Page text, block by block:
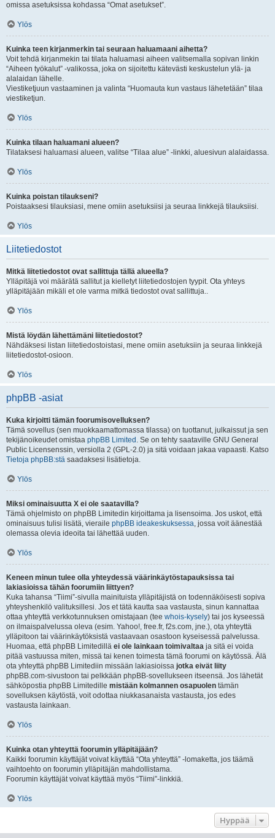
omissa asetuksissa kohdassa “Omat asetukset”.
Ylös
Kuinka teen kirjanmerkin tai seuraan haluamaani aihetta?
Voit tehdä kirjanmekin tai tilata haluamasi aiheen valitsemalla sopivan linkin
“Aiheen työkalut” -valikossa, joka on sijoitettu kätevästi keskustelun ylä- ja
alalaidan lähelle.
Viestiketjuun vastaaminen ja valinta “Huomauta kun vastaus lähetetään” tilaa
viestiketjun.
Ylös
Kuinka tilaan haluamani alueen?
Tilataksesi haluamasi alueen, valitse “Tilaa alue” -linkki, aluesivun alalaidassa.
Ylös
Kuinka poistan tilaukseni?
Poistaaksesi tilauksiasi, mene omiin asetuksiisi ja seuraa linkkejä tilauksiisi.
Ylös
Liitetiedostot
Mitkä liitetiedostot ovat sallittuja tällä alueella?
Ylläpitäjä voi määrätä sallitut ja kielletyt liitetiedostojen tyypit. Ota yhteys
ylläpitäjään mikäli et ole varma mitkä tiedostot ovat sallittuja..
Ylös
Mistä löydän lähettämäni liitetiedostot?
Nähdäksesi listan liitetiedostoistasi, mene omiin asetuksiin ja seuraa linkkejä
liitetiedostot-osioon.
Ylös
phpBB -asiat
Kuka kirjoitti tämän foorumisovelluksen?
Tämä sovellus (sen muokkaamattomassa tilassa) on tuottanut, julkaissut ja sen
tekijänoikeudet omistaa phpBB Limited . Se on tehty saataville GNU General
Public Licensenssin, versiolla 2 (GPL-2.0) ja sitä voidaan jakaa vapaasti. Katso
Tietoja phpBB:stä saadaksesi lisätietoja.
Ylös
Miksi ominaisuutta X ei ole saatavilla?
Tämä ohjelmisto on phpBB Limitedin kirjoittama ja lisensoima. Jos uskot, että
ominaisuus tulisi lisätä, vieraile phpBB ideakeskuksessa, jossa voit äänestää
olemassa olevia ideoita tai lähettää uuden.
Ylös
Keneen minun tulee olla yhteydessä väärinkäytöstapauksissa tai
lakiasioissa tähän foorumiin liittyen?
Kuka tahansa “Tiimi”-sivulla mainituista ylläpitäjistä on todennäköisesti sopiva
yhteyshenkilö valituksillesi. Jos et tätä kautta saa vastausta, sinun kannattaa
ottaa yhteyttä verkkotunnuksen omistajaan (tee whois-kysely) tai jos kyseessä
on ilmaispalvelussa oleva (esim. Yahoo!, free.fr, f2s.com, jne.), ota yhteyttä
ylläpitoon tai väärinkäytöksistä vastaavaan osastoon kyseisessä palvelussa.
Huomaa, että phpBB Limitedillä ei ole lainkaan toimivaltaa ja sitä ei voida
pitää vastuussa miten, missä tai kenen toimesta tämä foorumi on käytössä. Älä
ota yhteyttä phpBB Limitediin missään lakiasioissa jotka eivät liity
phpBB.com-sivustoon tai pelkkään phpBB-sovellukseen itseensä. Jos lähetät
sähköpostia phpBB Limitedille mistään kolmannen osapuolen tämän
sovelluksen käytöstä, voit odottaa niukkasanaista vastausta, jos edes
vastausta lainkaan.
Ylös
Kuinka otan yhteyttä foorumin ylläpitäjään?
Kaikki foorumin käyttäjät voivat käyttää “Ota yhteyttä” -lomaketta, jos täämä
vaihtoehto on foorumin ylläpitäjän mahdollistama.
Foorumin käyttäjät voivat käyttää myös “Tiimi”-linkkiä.
Ylös
Hyppää